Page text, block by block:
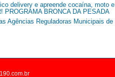
delivery e apreende cocaína, moto e
PROGRAMA BRONCA DA PESADA
Agências Reguladoras Municipais de